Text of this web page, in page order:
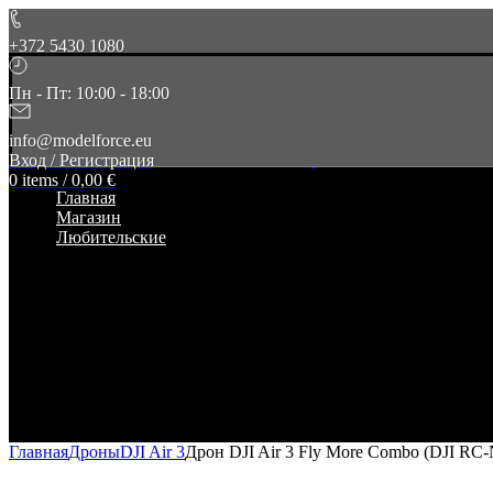
+372 5430 1080
Пн - Пт: 10:00 - 18:00
info@modelforce.eu
Вход / Регистрация
0 items / 0,00 €
Главная
Магазин
Любительские
ГлавнаяДроныDJI Air 3Дрон DJI Air 3 Fly More Combo (DJI RC-